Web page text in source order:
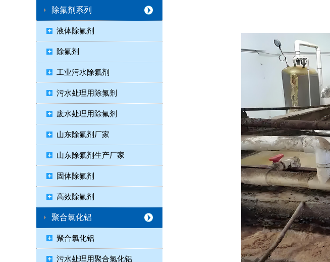
除氟剂系列
液体除氟剂
除氟剂
工业污水除氟剂
污水处理用除氟剂
废水处理用除氟剂
山东除氟剂厂家
山东除氟剂生产厂家
固体除氟剂
高效除氟剂
聚合氯化铝
聚合氯化铝
污水处理用聚合氯化铝